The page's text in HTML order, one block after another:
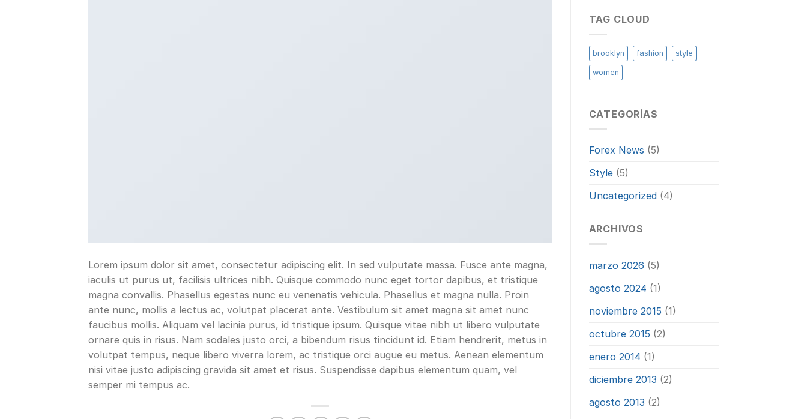
Lorem ipsum dolor sit amet, consectetur adipiscing elit. In sed vulputate massa. Fusce ante magna,
iaculis ut purus ut, facilisis ultrices nibh. Quisque commodo nunc eget tortor dapibus, et tristique
magna convallis. Phasellus egestas nunc eu venenatis vehicula. Phasellus et magna nulla. Proin
ante nunc, mollis a lectus ac, volutpat placerat ante. Vestibulum sit amet magna sit amet nunc
faucibus mollis. Aliquam vel lacinia purus, id tristique ipsum. Quisque vitae nibh ut libero vulputate
ornare quis in risus. Nam sodales justo orci, a bibendum risus tincidunt id. Etiam hendrerit, metus in
volutpat tempus, neque libero viverra lorem, ac tristique orci augue eu metus. Aenean elementum
nisi vitae justo adipiscing gravida sit amet et risus. Suspendisse dapibus elementum quam, vel
semper mi tempus ac.
TAG CLOUD
brooklyn fashion style
women
CATEGORÍAS
Forex News (5)
Style(5)
Uncategorized(4)
ARCHIVOS
marzo 2026 (5)
agosto 2024 (1)
noviembre 2015 (1)
octubre 2015 (2)
enero 2014 (1)
diciembre 2013 (2)
agosto 2013 (2)